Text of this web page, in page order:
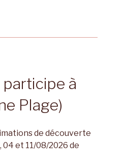
participe à
Plage)
de découverte
04 et 11/08/2026 de